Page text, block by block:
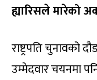
ह्यारिसले मारेको
राष्ट्रपति चुनावको
उम्मेदवार चयनमा